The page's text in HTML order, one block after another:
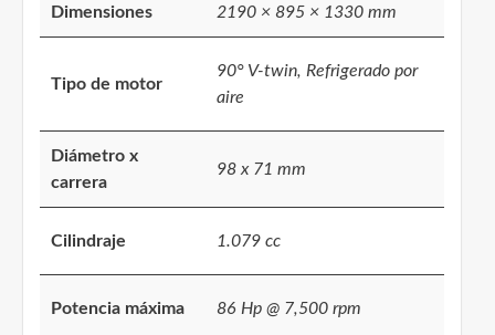
Dimensiones 2190 × 895 × 1330 mm
Tipo de motor
90° V-twin, Refrigerado por
aire
Diámetro x
carrera
98 x 71 mm
Cilindraje 1.079 cc
Potencia máxima 86 Hp @ 7,500 rpm